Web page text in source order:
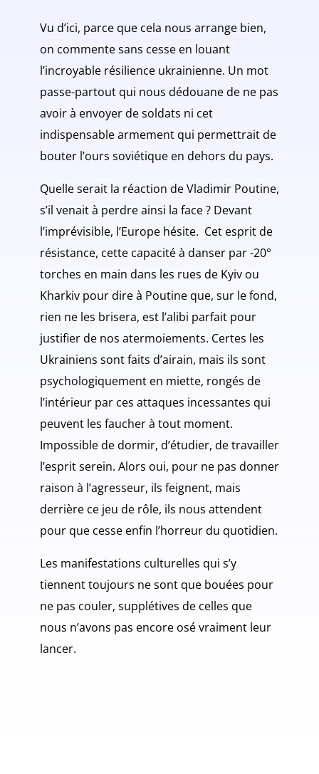
Vu d’ici, parce que cela nous arrange bien,
on commente sans cesse en louant
l’incroyable résilience ukrainienne. Un mot
passe-partout qui nous dédouane de ne pas
avoir à envoyer de soldats ni cet
indispensable armement qui permettrait de
bouter l’ours soviétique en dehors du pays.
Quelle serait la réaction de Vladimir Poutine,
s’il venait à perdre ainsi la face ? Devant
l’imprévisible, l’Europe hésite. Cet esprit de
résistance, cette capacité à danser par -20°
torches en main dans les rues de Kyiv ou
Kharkiv pour dire à Poutine que, sur le fond,
rien ne les brisera, est l’alibi parfait pour
justifier de nos atermoiements. Certes les
Ukrainiens sont faits d’airain, mais ils sont
psychologiquement en miette, rongés de
l’intérieur par ces attaques incessantes qui
peuvent les faucher à tout moment.
Impossible de dormir, d’étudier, de travailler
l’esprit serein. Alors oui, pour ne pas donner
raison à l’agresseur, ils feignent, mais
derrière ce jeu de rôle, ils nous attendent
pour que cesse enfin l’horreur du quotidien.
Les manifestations culturelles qui s’y
tiennent toujours ne sont que bouées pour
ne pas couler, supplétives de celles que
nous n’avons pas encore osé vraiment leur
lancer.